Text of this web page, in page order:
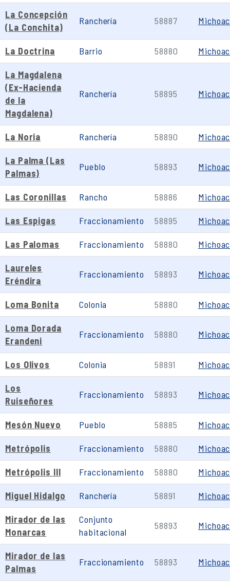
La Concepción
(La Conchita)
Ranchería 58887
La Doctrina Barrio 58880
La Magdalena
(Ex-Hacienda
de la
Magdalena)
Ranchería 58895
La Noria Ranchería 58890
La Palma (Las
Palmas)
Pueblo 58893
Las Coronillas Rancho 58886
Las Espigas Fraccionamiento 58895
Las Palomas Fraccionamiento 58880
Laureles
Eréndira
Fraccionamiento 58893
Loma Bonita Colonia 58880
Loma Dorada
Erandeni
Fraccionamiento 58880
Los Olivos Colonia 58891
Los
Ruiseñores
Fraccionamiento 58893
Mesón Nuevo Pueblo 58885
Metrópolis Fraccionamiento 58880
Metrópolis III Fraccionamiento 58880
Miguel Hidalgo Ranchería 58891
Mirador de las
Monarcas
Conjunto
habitacional
58893
Mirador de las
Palmas
Fraccionamiento 58893